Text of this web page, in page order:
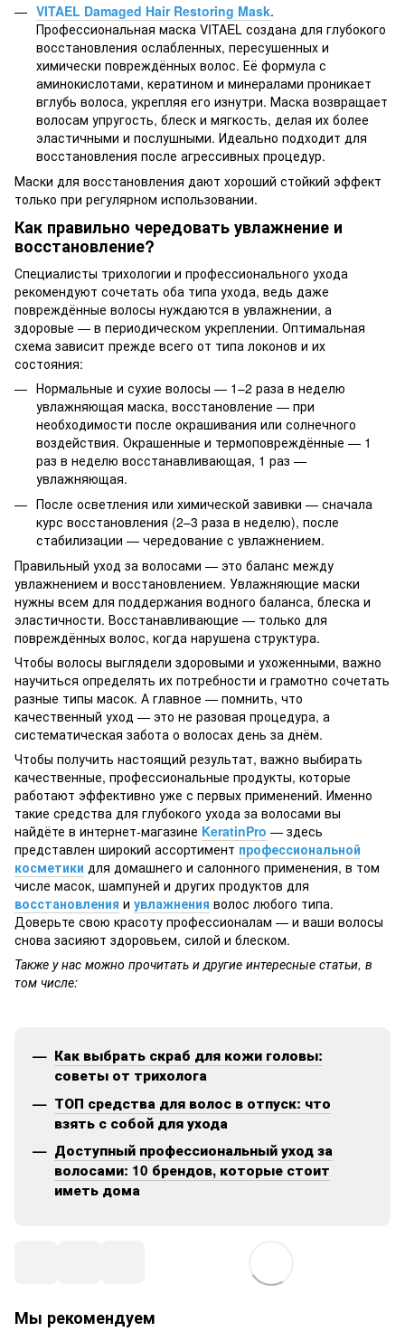
VITAEL Damaged Hair Restoring Mask.
Профессиональная маска VITAEL создана для глубокого
восстановления ослабленных, пересушенных и
химически повреждённых волос. Её формула с
аминокислотами, кератином и минералами проникает
вглубь волоса, укрепляя его изнутри. Маска возвращает
волосам упругость, блеск и мягкость, делая их более
эластичными и послушными. Идеально подходит для
восстановления после агрессивных процедур.
Маски для восстановления дают хороший стойкий эффект
только при регулярном использовании.
Как правильно чередовать увлажнение и
восстановление?
Специалисты трихологии и профессионального ухода
рекомендуют сочетать оба типа ухода, ведь даже
повреждённые волосы нуждаются в увлажнении, а
здоровые — в периодическом укреплении. Оптимальная
схема зависит прежде всего от типа локонов и их
состояния:
Нормальные и сухие волосы — 1–2 раза в неделю
увлажняющая маска, восстановление — при
необходимости после окрашивания или солнечного
воздействия. Окрашенные и термоповреждённые — 1
раз в неделю восстанавливающая, 1 раз —
увлажняющая.
После осветления или химической завивки — сначала
курс восстановления (2–3 раза в неделю), после
стабилизации — чередование с увлажнением.
Правильный уход за волосами — это баланс между
увлажнением и восстановлением. Увлажняющие маски
нужны всем для поддержания водного баланса, блеска и
эластичности. Восстанавливающие — только для
повреждённых волос, когда нарушена структура.
Чтобы волосы выглядели здоровыми и ухоженными, важно
научиться определять их потребности и грамотно сочетать
разные типы масок. А главное — помнить, что
качественный уход — это не разовая процедура, а
систематическая забота о волосах день за днём.
Чтобы получить настоящий результат, важно выбирать
качественные, профессиональные продукты, которые
работают эффективно уже с первых применений. Именно
такие средства для глубокого ухода за волосами вы
найдёте в интернет-магазине KeratinPro — здесь
представлен широкий ассортимент профессиональной
косметики для домашнего и салонного применения, в том
числе масок, шампуней и других продуктов для
восстановления и увлажнения волос любого типа.
Доверьте свою красоту профессионалам — и ваши волосы
снова засияют здоровьем, силой и блеском.
Также у нас можно прочитать и другие интересные статьи, в
том числе:
Как выбрать скраб для кожи головы:
советы от трихолога
ТОП средства для волос в отпуск: что
взять с собой для ухода
Доступный профессиональный уход за
волосами: 10 брендов, которые стоит
иметь дома
Мы рекомендуем